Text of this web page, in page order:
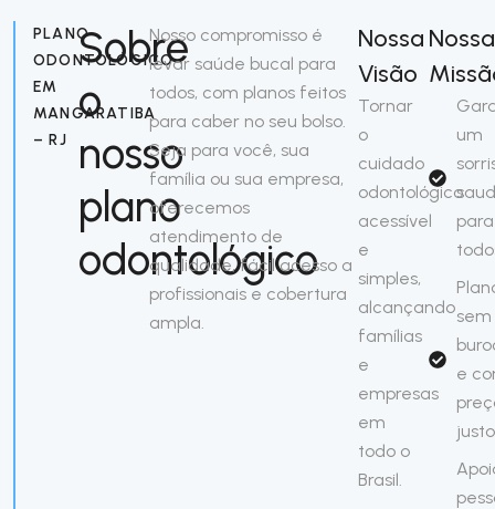
PLANO
ODONTOLÓGICO
EM
MANGARATIBA
– RJ
Sobre
o
nosso
plano
odontológico
Nosso compromisso é
levar saúde bucal para
todos, com planos feitos
para caber no seu bolso.
Seja para você, sua
família ou sua empresa,
oferecemos
atendimento de
qualidade, fácil acesso a
profissionais e cobertura
ampla.
Nossa
Visão
Tornar
o
cuidado
odontológico
acessível
e
simples,
alcançando
famílias
e
empresas
em
todo o
Brasil.
Nossa
um
para
sem
e
justo